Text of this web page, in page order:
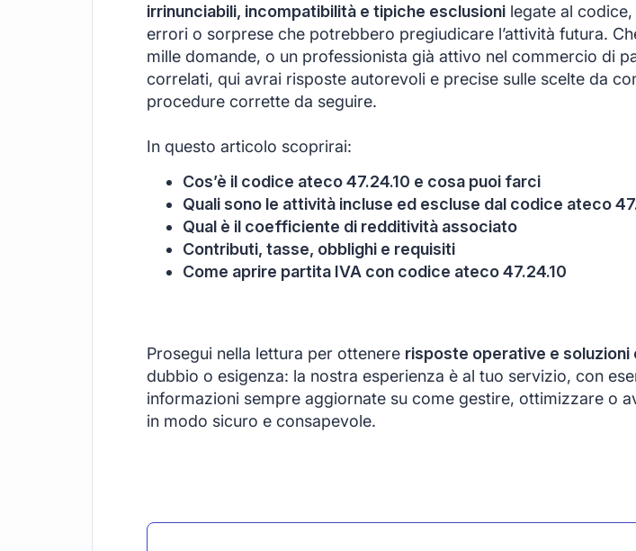
irrinunciabili, incompatibilità e tipiche esclusioni legate al
errori o sorprese che potrebbero pregiudicare l’attività futura.
mille domande, o un professionista già attivo nel commercio di
correlati, qui avrai risposte autorevoli e precise sulle scelte da
procedure corrette da seguire.
In questo articolo scoprirai:
Cos’è il codice ateco 47.24.10 e cosa puoi farci
Quali sono le attività incluse ed escluse dal codice ateco
Qual è il coefficiente di redditività associato
Contributi, tasse, obblighi e requisiti
Come aprire partita IVA con codice ateco 47.24.10
Prosegui nella lettura per ottenere risposte operative e
dubbio o esigenza: la nostra esperienza è al tuo servizio, con
informazioni sempre aggiornate su come gestire, ottimizzare o
in modo sicuro e consapevole.